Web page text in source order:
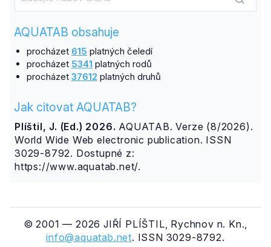
AQUATAB obsahuje
procházet 615 platných čeledí
procházet 5341 platných rodů
procházet 37612 platných druhů
Jak citovat AQUATAB?
Plíštil, J. (Ed.) 2026. AQUATAB. Verze (8/2026).
World Wide Web electronic publication. ISSN
3029-8792. Dostupné z:
https://www.aquatab.net/.
© 2001 — 2026 JIŘÍ PLÍŠTIL, Rychnov n. Kn.,
info@aquatab.net. ISSN 3029-8792.